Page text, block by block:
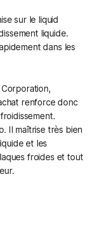
sur le liquid
liquide.
dans les
renforce donc
Il maîtrise très bien
et les
froides et tout